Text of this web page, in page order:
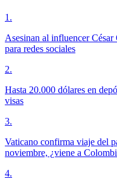
1 .
Asesinan al influencer
para redes sociales
2.
Hasta 20.000 dólares en
visas
3.
Vaticano confirma viaje del
noviembre, ¿viene a
4.